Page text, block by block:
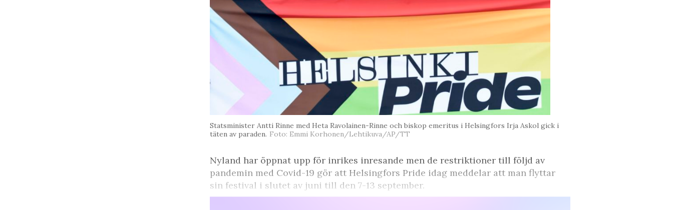
Statsminister Antti Rinne med Heta Ravolainen-Rinne och biskop emeritus i Helsingfors Irja Askol gick i
täten av paraden. Foto: Emmi Korhonen/Lehtikuva/AP/TT
Nyland har öppnat upp för inrikes inresande men de restriktioner till följd av
pandemin med Covid-19 gör att Helsingfors Pride idag meddelar att man flyttar
sin festival i slutet av juni till den 7-13 september.